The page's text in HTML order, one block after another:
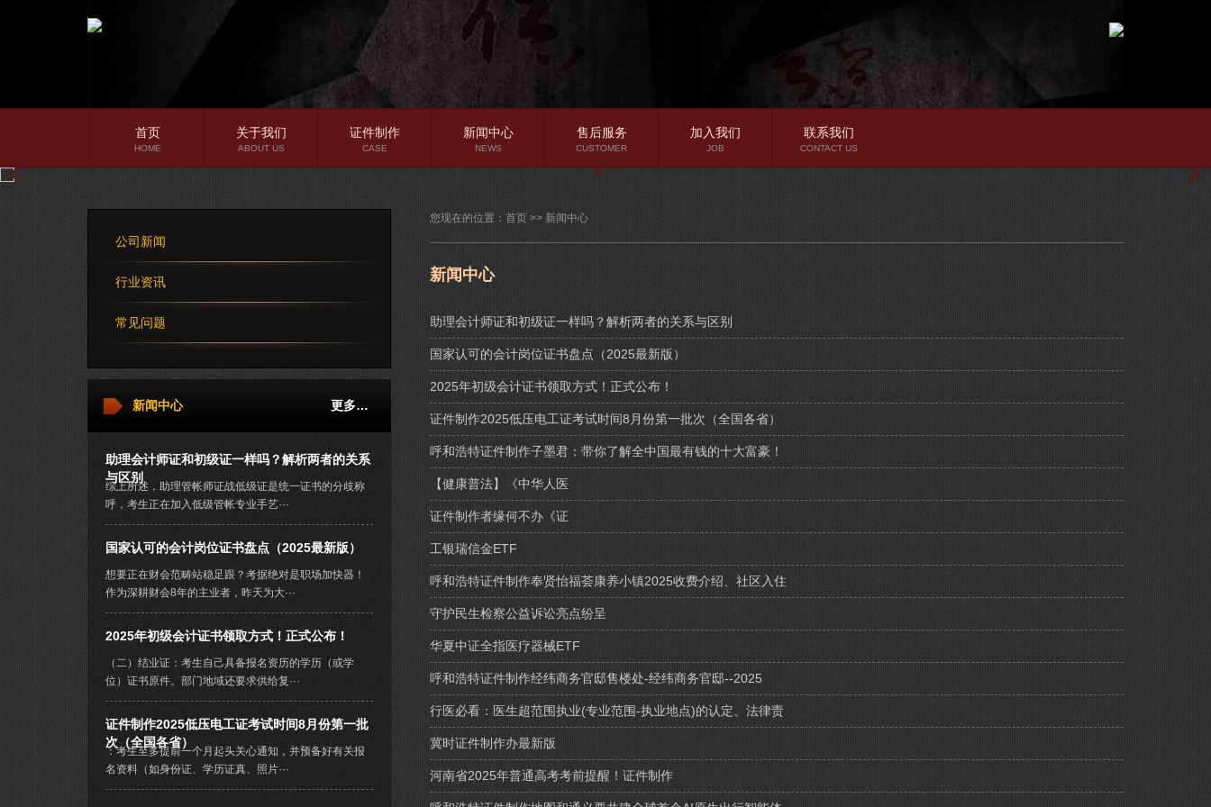
行业资讯
常见问题
首页
HOME
关于我们
ABOUT US
证件制作
CASE
新闻中心
NEWS
售后服务
CUSTOMER
加入我们
JOB
联系我们
CONTACT US
公司新闻
行业资讯
常见问题
更多…
新闻中心
助理会计师证和初级证一样吗？解析两者的关系
与区别
综上所述，助理管帐师证战低级证是统一证书的分歧称
呼，考生正在加入低级管帐专业手艺···
国家认可的会计岗位证书盘点（2025最新版）
想要正在财会范畴站稳足跟？考据绝对是职场加快器！
作为深耕财会8年的主业者，昨天为大···
2025年初级会计证书领取方式！正式公布！
（二）结业证：考生自己具备报名资历的学历（或学
位）证书原件。部门地域还要求供给复···
证件制作2025低压电工证考试时间8月份第一批
次（全国各省）
：考生至多提前一个月起头关心通知，并预备好有关报
名资料（如身份证、学历证真、照片···
您现在的位置： 首页 >> 新闻中心
新闻中心
助理会计师证和初级证一样吗？解析两者的关系与区别
国家认可的会计岗位证书盘点（2025最新版）
2025年初级会计证书领取方式！正式公布！
证件制作2025低压电工证考试时间8月份第一批次（全国各省）
呼和浩特证件制作子墨君：带你了解全中国最有钱的十大富豪！
【健康普法】《中华人医
证件制作者缘何不办《证
工银瑞信金ETF
呼和浩特证件制作奉贤怡福荟康养小镇2025收费介绍、社区入住
守护民生检察公益诉讼亮点纷呈
华夏中证全指医疗器械ETF
呼和浩特证件制作经纬商务官邸售楼处-经纬商务官邸--2025
行医必看：医生超范围执业(专业范围-执业地点)的认定、法律责
冀时证件制作办最新版
河南省2025年普通高考考前提醒！证件制作